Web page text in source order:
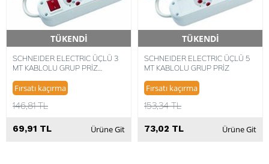
TÜKENDİ
Hızlı Teslimat
SCHNEIDER ELECTRIC ÜÇLÜ 3
MT KABLOLU GRUP PRİZ
Fırsatı kaçırma
146,81 TL
69,91 TL Ürüne Git
TÜKENDİ
Hızlı Teslimat
SCHNEIDER ELECTRIC ÜÇLÜ 5
MT KABLOLU GRUP PRİZ
Fırsatı kaçırma
153,34 TL
73,02 TL Ürüne Git